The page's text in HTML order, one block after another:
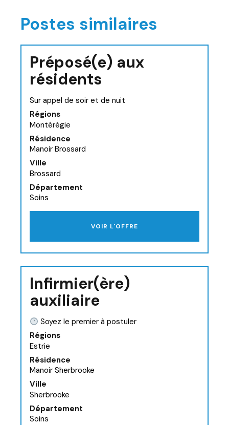
Postes similaires
Préposé(e) aux
résidents
Sur appel de soir et de nuit
Régions
Montérégie
Résidence
Manoir Brossard
Ville
Brossard
Département
Soins
VOIR L'OFFRE
Infirmier(ère)
auxiliaire
Soyez le premier à postuler
Régions
Estrie
Résidence
Manoir Sherbrooke
Ville
Sherbrooke
Département
Soins